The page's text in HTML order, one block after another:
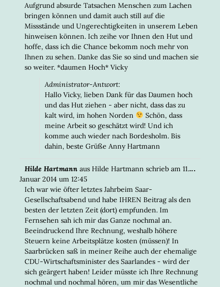
Aufgrund absurde Tatsachen Menschen zum Lachen
bringen können und damit auch still auf die
Missstände und Ungerechtigkeiten in unserem Leben
hinweisen können. Ich zeihe vor Ihnen den Hut und
hoffe, dass ich die Chance bekomm noch mehr von
Ihnen zu sehen. Danke das Sie so sind und machen sie
so weiter. *daumen Hoch* Vicky
Administrator-Antwort:
Hallo Vicky, lieben Dank für das Daumen hoch
und das Hut ziehen - aber nicht, dass das zu
kalt wird, im hohen Norden
Schön, dass
meine Arbeit so geschätzt wird! Und ich
komme auch wieder nach Bordesholm. Bis
dahin, beste Grüße Anny Hartmann
Hilde Hartmann aus Hilde Hartmann schrieb am 11.
Januar 2014 um 12:45
Ich war wie öfter letztes Jahrbeim Saar-
Gesellschaftsabend und habe IHREN Beitrag als den
besten der letzten Zeit (dort) empfunden. Im
Fernsehen sah ich mir das Ganze nochmal an.
Beeindruckend Ihre Rechnung, weshalb höhere
Steuern keine Arbeitsplätze kosten (müssen)! In
Saarbrücken saß in meiner Reihe auch der ehemalige
CDU-Wirtschaftsminister des Saarlandes - wird der
sich geärgert haben! Leider müsste ich Ihre Rechnung
nochmal und nochmal hören, um mir das Wesentliche
...DIESE